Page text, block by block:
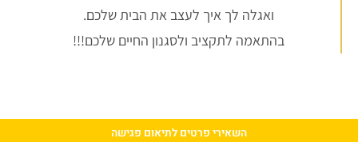
ואגלה לך איך לעצב את הבית שלכם.
בהתאמה לתקציב ולסגנון החיים שלכם!!!
השאירי פרטים לתיאום פגישה